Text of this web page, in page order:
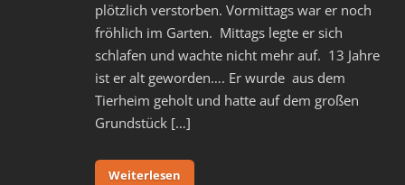
plötzlich verstorben. Vormittags war er noch
fröhlich im Garten. Mittags legte er sich
schlafen und wachte nicht mehr auf. 13 Jahre
ist er alt geworden…. Er wurde aus dem
Tierheim geholt und hatte auf dem großen
Grundstück […]
Weiterlesen